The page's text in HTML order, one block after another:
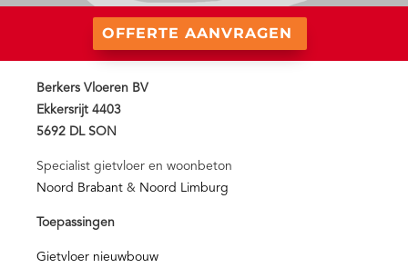
OFFERTE AANVRAGEN
Berkers Vloeren BV
Ekkersrijt 4403
5692 DL SON
Specialist gietvloer en woonbeton
Noord Brabant & Noord Limburg
Toepassingen
Gietvloer nieuwbouw